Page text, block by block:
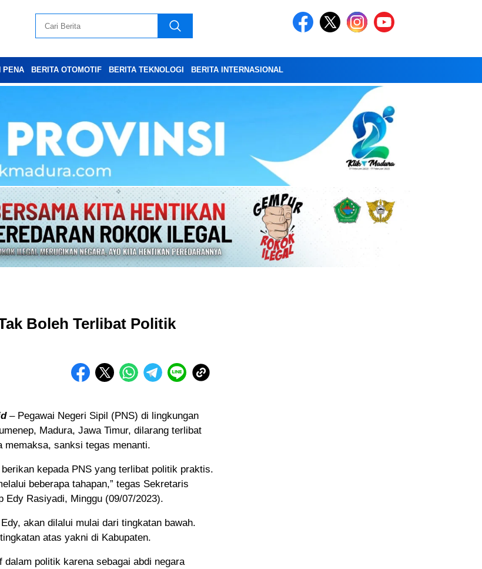
PENA BERITA OTOMOTIF BERITA TEKNOLOGI BERITA INTERNASIONAL
Boleh Terlibat Politik
– Pegawai Negeri Sipil (PNS) di lingkungan
Madura, Jawa Timur, dilarang terlibat
sanksi tegas menanti.
kepada PNS yang terlibat politik praktis.
beberapa tahapan,” tegas Sekretaris
Edy Rasiyadi, Minggu (09/07/2023).
akan dilalui mulai dari tingkatan bawah.
atas yakni di Kabupaten.
dalam politik karena sebagai abdi negara